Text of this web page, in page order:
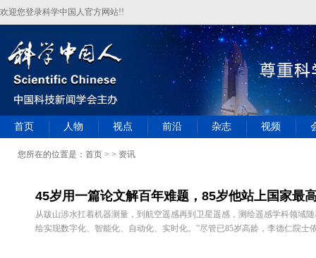
欢迎您登录科学中国人官方网站!!
首页 人物 视点 前沿 杂志 视频
您所在的位置是： 首页 > > 资讯
45岁用一篇论文解百年难题，85岁他站上国家最
从跋山涉水扛着机器测量，到航空遥感再到卫星遥感，测绘遥感学科领域
绘实现数字化、智能化、自动化、实时化。”尽管已85岁高龄，李德仁院士